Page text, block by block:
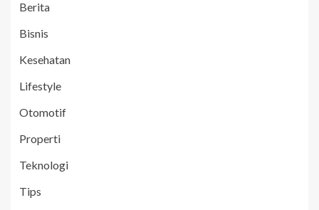
Berita
Bisnis
Kesehatan
Lifestyle
Otomotif
Properti
Teknologi
Tips